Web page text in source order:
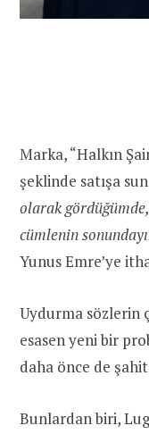
Marka, “Halkın
şeklinde satışa
olarak
cümlenin
Yunus Emre’ye
Uydurma sözlerin
esasen yeni bir
daha önce de
Bunlardan biri,